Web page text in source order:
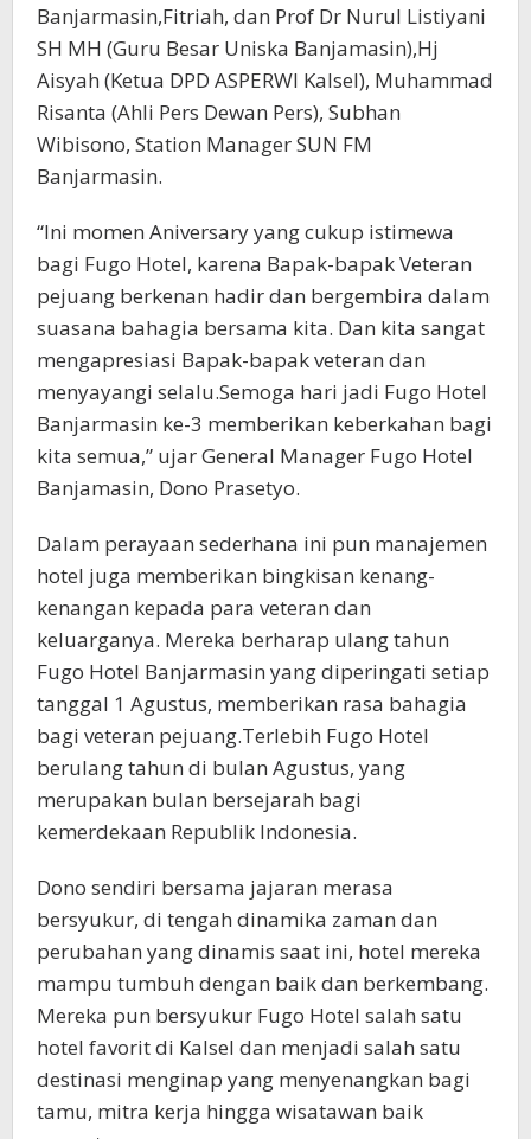
Banjarmasin,Fitriah, dan Prof Dr Nurul Listiyani
SH MH (Guru Besar Uniska Banjamasin),Hj
Aisyah (Ketua DPD ASPERWI Kalsel), Muhammad
Risanta (Ahli Pers Dewan Pers), Subhan
Wibisono, Station Manager SUN FM
Banjarmasin.
“Ini momen Aniversary yang cukup istimewa
bagi Fugo Hotel, karena Bapak-bapak Veteran
pejuang berkenan hadir dan bergembira dalam
suasana bahagia bersama kita. Dan kita sangat
mengapresiasi Bapak-bapak veteran dan
menyayangi selalu.Semoga hari jadi Fugo Hotel
Banjarmasin ke-3 memberikan keberkahan bagi
kita semua,” ujar General Manager Fugo Hotel
Banjamasin, Dono Prasetyo.
Dalam perayaan sederhana ini pun manajemen
hotel juga memberikan bingkisan kenang-
kenangan kepada para veteran dan
keluarganya. Mereka berharap ulang tahun
Fugo Hotel Banjarmasin yang diperingati setiap
tanggal 1 Agustus, memberikan rasa bahagia
bagi veteran pejuang.Terlebih Fugo Hotel
berulang tahun di bulan Agustus, yang
merupakan bulan bersejarah bagi
kemerdekaan Republik Indonesia.
Dono sendiri bersama jajaran merasa
bersyukur, di tengah dinamika zaman dan
perubahan yang dinamis saat ini, hotel mereka
mampu tumbuh dengan baik dan berkembang.
Mereka pun bersyukur Fugo Hotel salah satu
hotel favorit di Kalsel dan menjadi salah satu
destinasi menginap yang menyenangkan bagi
tamu, mitra kerja hingga wisatawan baik